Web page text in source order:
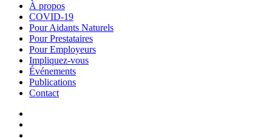
À propos
COVID-19
Pour Aidants Naturels
Pour Prestataires
Pour Employeurs
Impliquez-vous
Événements
Publications
Contact